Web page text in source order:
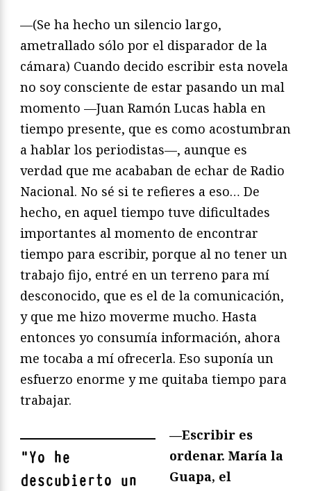
—(Se ha hecho un silencio largo,
ametrallado sólo por el disparador de la
cámara) Cuando decido escribir esta novela
no soy consciente de estar pasando un mal
momento —Juan Ramón Lucas habla en
tiempo presente, que es como acostumbran
a hablar los periodistas—, aunque es
verdad que me acababan de echar de Radio
Nacional. No sé si te refieres a eso… De
hecho, en aquel tiempo tuve dificultades
importantes al momento de encontrar
tiempo para escribir, porque al no tener un
trabajo fijo, entré en un terreno para mí
desconocido, que es el de la comunicación,
y que me hizo moverme mucho. Hasta
entonces yo consumía información, ahora
me tocaba a mí ofrecerla. Eso suponía un
esfuerzo enorme y me quitaba tiempo para
trabajar.
"Yo he
descubierto un
—Escribir es
ordenar. María la
Guapa, el